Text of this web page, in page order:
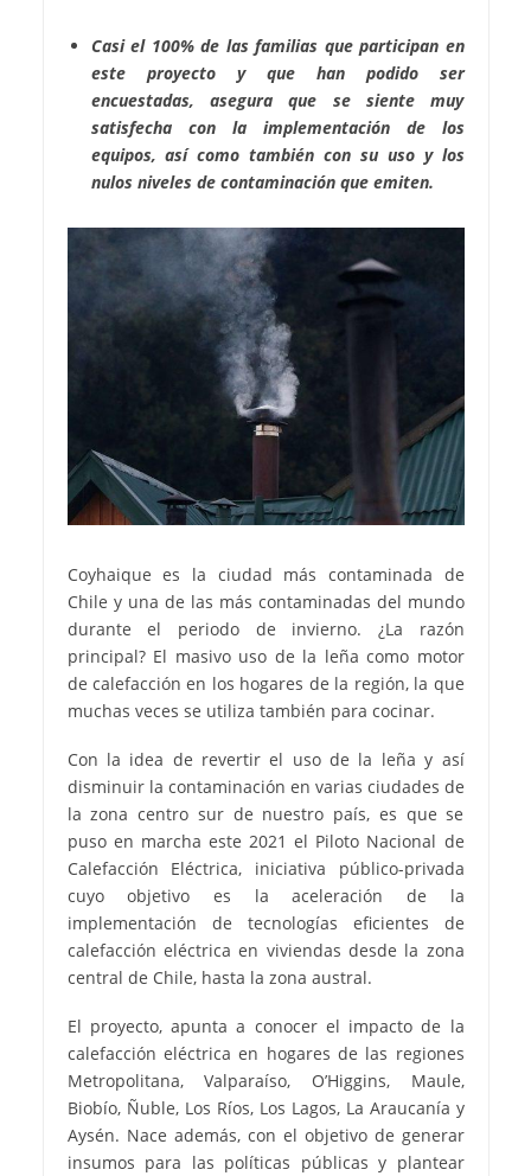
Casi el 100% de las familias que participan en
este proyecto y que han podido ser
encuestadas, asegura que se siente muy
satisfecha con la implementación de los
equipos, así como también con su uso y los
nulos niveles de contaminación que emiten.
Coyhaique es la ciudad más contaminada de
Chile y una de las más contaminadas del mundo
durante el periodo de invierno. ¿La razón
principal? El masivo uso de la leña como motor
de calefacción en los hogares de la región, la que
muchas veces se utiliza también para cocinar.
Con la idea de revertir el uso de la leña y así
disminuir la contaminación en varias ciudades de
la zona centro sur de nuestro país, es que se
puso en marcha este 2021 el Piloto Nacional de
Calefacción Eléctrica, iniciativa público-privada
cuyo objetivo es la aceleración de la
implementación de tecnologías eficientes de
calefacción eléctrica en viviendas desde la zona
central de Chile, hasta la zona austral.
El proyecto, apunta a conocer el impacto de la
calefacción eléctrica en hogares de las regiones
Metropolitana, Valparaíso, O’Higgins, Maule,
Biobío, Ñuble, Los Ríos, Los Lagos, La Araucanía y
Aysén. Nace además, con el objetivo de generar
insumos para las políticas públicas y plantear